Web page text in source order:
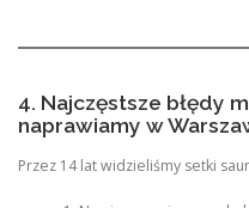
4. Najczęstsze błędy
naprawiamy w
Przez 14 lat widzieliśmy setki